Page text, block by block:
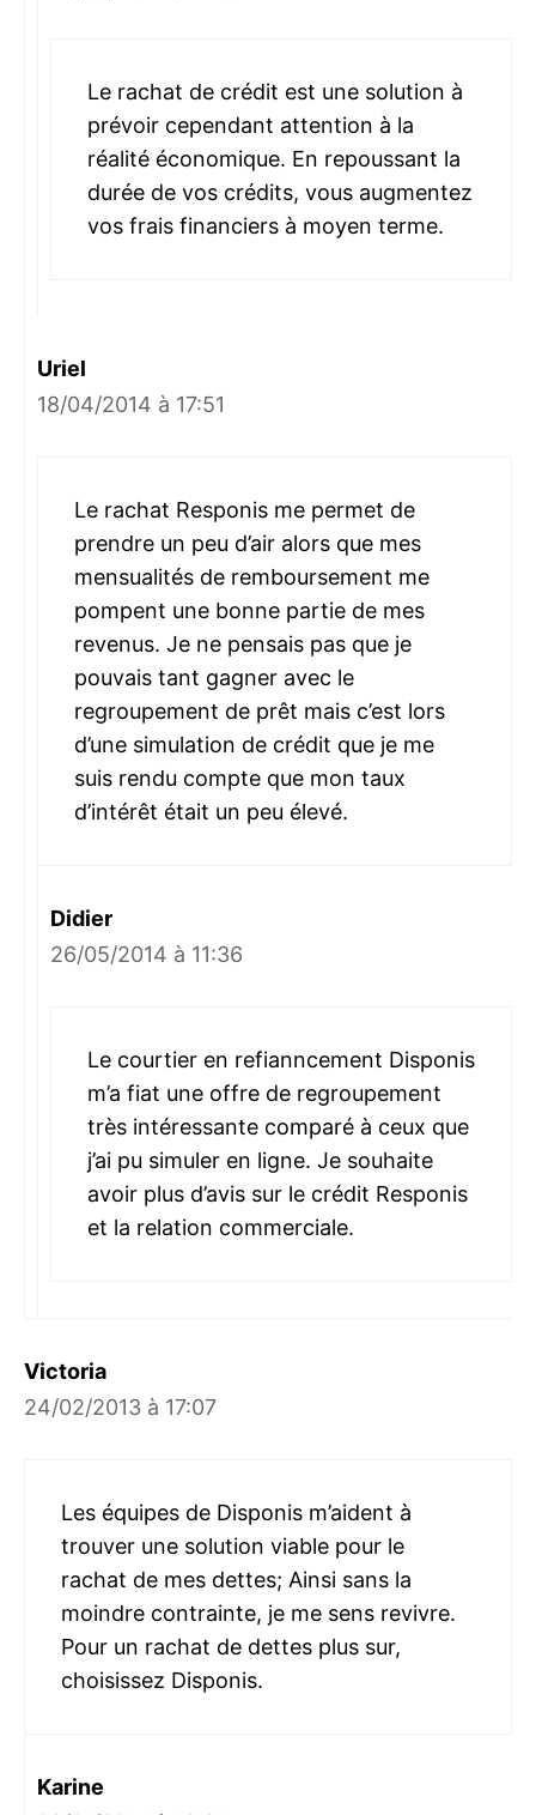
Le rachat de crédit est une solution à
prévoir cependant attention à la
réalité économique. En repoussant la
durée de vos crédits, vous augmentez
vos frais financiers à moyen terme.
Uriel
18/04/2014 à 17:51
Le rachat Responis me permet de
prendre un peu d’air alors que mes
mensualités de remboursement me
pompent une bonne partie de mes
revenus. Je ne pensais pas que je
pouvais tant gagner avec le
regroupement de prêt mais c’est lors
d’une simulation de crédit que je me
suis rendu compte que mon taux
d’intérêt était un peu élevé.
Didier
26/05/2014 à 11:36
Le courtier en refianncement Disponis
m’a fiat une offre de regroupement
très intéressante comparé à ceux que
j’ai pu simuler en ligne. Je souhaite
avoir plus d’avis sur le crédit Responis
et la relation commerciale.
Victoria
24/02/2013 à 17:07
Les équipes de Disponis m’aident à
trouver une solution viable pour le
rachat de mes dettes; Ainsi sans la
moindre contrainte, je me sens revivre.
Pour un rachat de dettes plus sur,
choisissez Disponis.
Karine